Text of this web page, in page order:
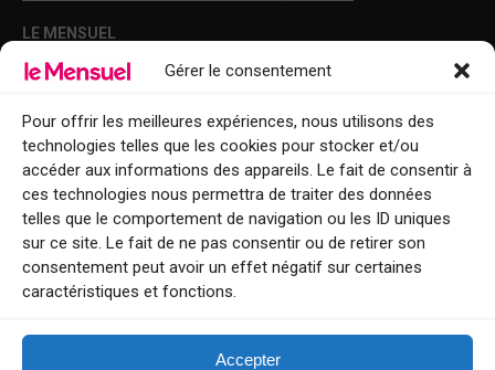
Gérer le consentement
Pour offrir les meilleures expériences, nous utilisons des
technologies telles que les cookies pour stocker et/ou
accéder aux informations des appareils. Le fait de consentir à
ces technologies nous permettra de traiter des données
telles que le comportement de navigation ou les ID uniques
sur ce site. Le fait de ne pas consentir ou de retirer son
consentement peut avoir un effet négatif sur certaines
caractéristiques et fonctions.
Accepter
LE MENSUEL
Points de diffusion Var et Alpes-Maritimes : oû trouver Le Mensuel ?
Le Mensuel en PDF : consultez le magazine en ligne
Qui sommes-nous ?
BFM Top Sorties
EVENT
Tourisme week-end : envie de vous évader le temps d’un week-end ou
Explorez nos bonnes adresses